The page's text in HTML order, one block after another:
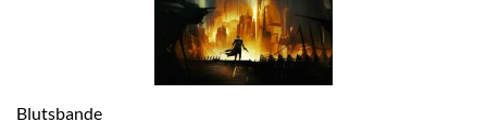
Blutsbande